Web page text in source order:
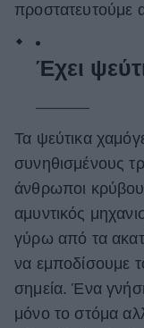
προστατευτούμε
Έχει
Τα ψεύτικα
συνηθισμένους
άνθρωποι
αμυντικός
γύρω από τα
να εμποδίσουμε
σημεία. Ένα
μόνο το στόμα